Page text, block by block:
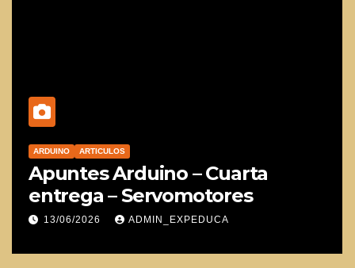
OPINION
Os echábamos de menos,
colegas
07/06/2026 ADMIN_EXPEDUCA